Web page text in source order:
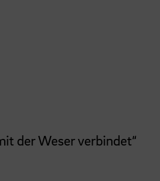
der Weser verbindet“